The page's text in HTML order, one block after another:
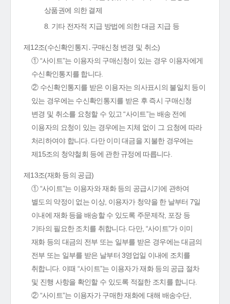
상품권에 의한 결제
8. 기타 전자적 지급 방법에 의한 대금 지급 등
제12조(수신확인통지․구매신청 변경 및 취소)
① “사이트”는 이용자의 구매신청이 있는 경우 이용자에게
수신확인통지를 합니다.
② 수신확인통지를 받은 이용자는 의사표시의 불일치 등이
있는 경우에는 수신확인통지를 받은 후 즉시 구매신청
변경 및 취소를 요청할 수 있고 “사이트”는 배송 전에
이용자의 요청이 있는 경우에는 지체 없이 그 요청에 따라
처리하여야 합니다. 다만 이미 대금을 지불한 경우에는
제15조의 청약철회 등에 관한 규정에 따릅니다.
제13조(재화 등의 공급)
① “사이트”는 이용자와 재화 등의 공급시기에 관하여
별도의 약정이 없는 이상, 이용자가 청약을 한 날부터 7일
이내에 재화 등을 배송할 수 있도록 주문제작, 포장 등
기타의 필요한 조치를 취합니다. 다만, “사이트”가 이미
재화 등의 대금의 전부 또는 일부를 받은 경우에는 대금의
전부 또는 일부를 받은 날부터 3영업일 이내에 조치를
취합니다. 이때 “사이트”는 이용자가 재화 등의 공급 절차
및 진행 사항을 확인할 수 있도록 적절한 조치를 합니다.
② “사이트”는 이용자가 구매한 재화에 대해 배송수단,